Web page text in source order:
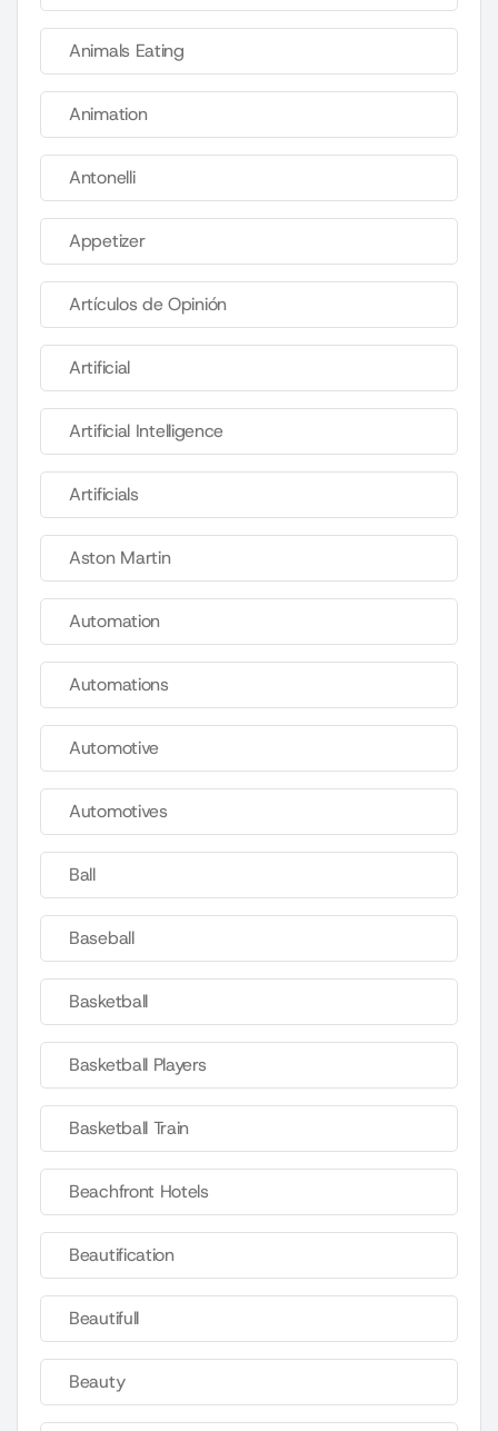
Animals Eating
Animation
Antonelli
Appetizer
Artículos de Opinión
Artificial
Artificial Intelligence
Artificials
Aston Martin
Automation
Automations
Automotive
Automotives
Ball
Baseball
Basketball
Basketball Players
Basketball Train
Beachfront Hotels
Beautification
Beautifull
Beauty